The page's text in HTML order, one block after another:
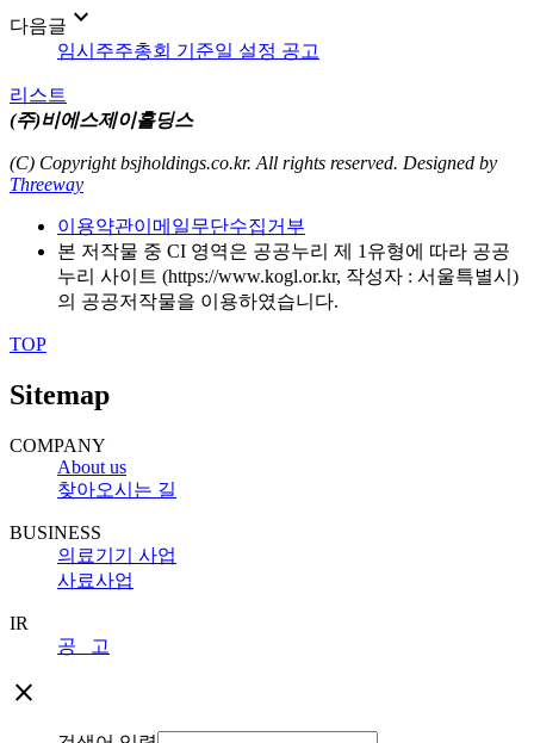
다음글 expand_more
임시주주총회 기준일 설정 공고
리스트
(주)비에스제이홀딩스
(C) Copyright bsjholdings.co.kr. All rights reserved. Designed by
Threeway
이용약관이메일무단수집거부
본 저작물 중 CI 영역은 공공누리 제 1유형에 따라 공공
누리 사이트 (https://www.kogl.or.kr, 작성자 : 서울특별시)
의 공공저작물을 이용하였습니다.
TOP
Sitemap
COMPANY
About us
찾아오시는 길
BUSINESS
의료기기 사업
사료사업
IR
공 고
close